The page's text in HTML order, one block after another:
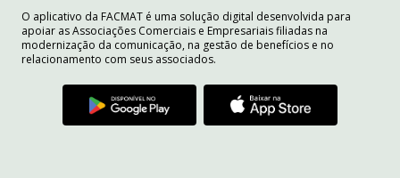
O aplicativo da FACMAT é uma solução digital desenvolvida para
apoiar as Associações Comerciais e Empresariais filiadas na
modernização da comunicação, na gestão de benefícios e no
relacionamento com seus associados.